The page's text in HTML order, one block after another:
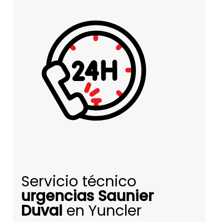
Servicio técnico
urgencias Saunier
Duval en Yuncler